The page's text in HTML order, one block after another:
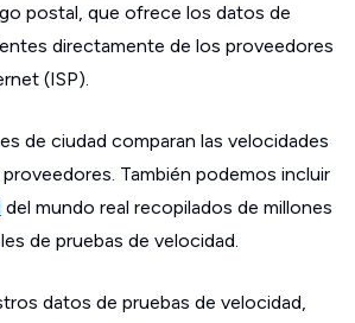
postal, que ofrece los datos de
directamente de los proveedores
(ISP).
de ciudad comparan las velocidades
También podemos incluir
del mundo real recopilados de millones
de pruebas de velocidad.
datos de pruebas de velocidad,